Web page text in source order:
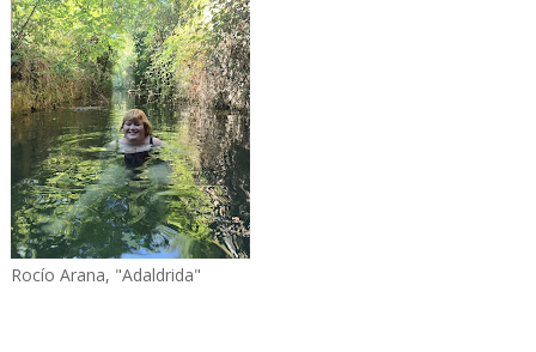
Rocío Arana, "Adaldrida"